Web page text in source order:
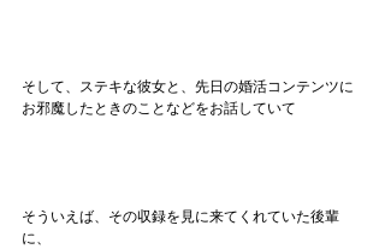
そして、ステキな彼女と、先日の婚活コンテンツに
お邪魔したときのことなどをお話していて
そういえば、その収録を見に来てくれていた後輩
に、